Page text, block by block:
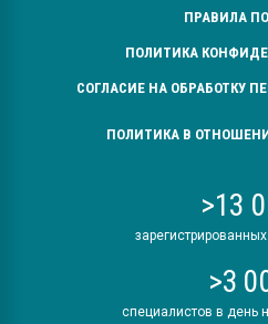
ПРАВИЛА
ПОЛИТИКА
СОГЛАСИЕ НА ОБРАБОТКУ
ПОЛИТИКА В
>13
>3
специалистов в день